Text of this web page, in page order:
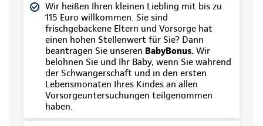
Wir heißen Ihren kleinen Liebling mit bis zu
115 Euro willkommen. Sie sind
frischgebackene Eltern und Vorsorge hat
einen hohen Stellenwert für Sie? Dann
beantragen Sie unseren BabyBonus. Wir
belohnen Sie und Ihr Baby, wenn Sie während
der Schwangerschaft und in den ersten
Lebensmonaten Ihres Kindes an allen
Vorsorgeuntersuchungen teilgenommen
haben.